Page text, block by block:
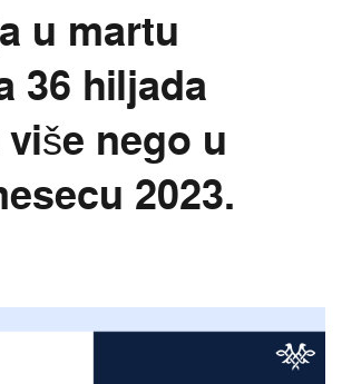
u martu
36 hiljada
nego u
2023.